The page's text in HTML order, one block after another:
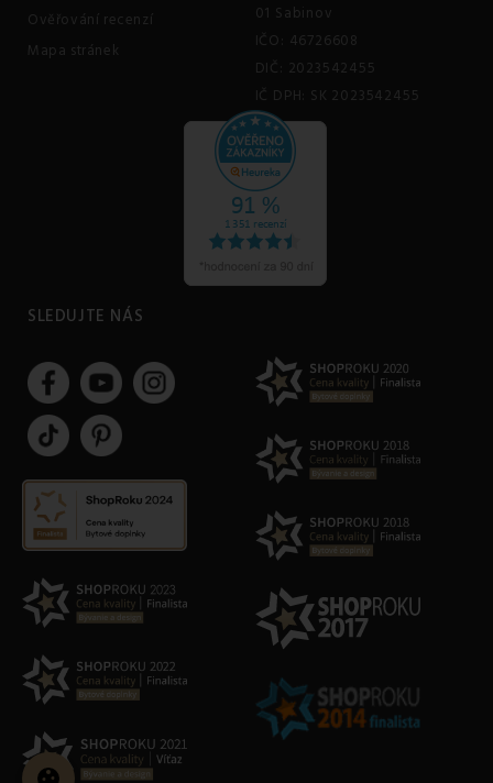
Ověřování recenzí
Mapa stránek
01 Sabinov
IČO: 46726608
DIČ: 2023542455
IČ DPH: SK 2023542455
SLEDUJTE NÁS